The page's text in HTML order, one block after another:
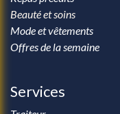
Beauté et soins
Mode et vêtements
Offres de la semaine
Services